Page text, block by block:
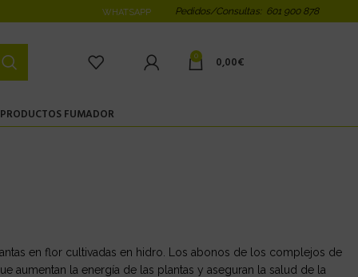
WHATSAPP Pedidos/Consultas: 601 900 878
0 0,00€
PRODUCTOS FUMADOR
en flor cultivadas en hidro. Los abonos de los complejos de
aumentan la energía de las plantas y aseguran la salud de la